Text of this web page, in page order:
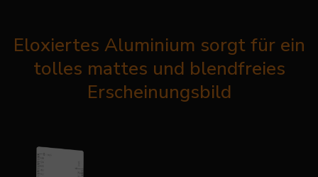
Eloxiertes Aluminium sorgt für ein
tolles mattes und blendfreies
Erscheinungsbild